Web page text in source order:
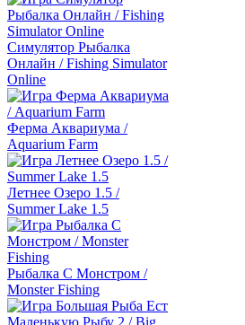
Симулятор Рыбалка
Онлайн / Fishing Simulator
Online
Ферма Аквариума /
Aquarium Farm
Летнее Озеро 1.5 /
Summer Lake 1.5
Рыбалка С Монстром /
Monster Fishing